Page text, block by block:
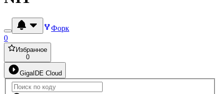
Форк
0
Избранное
0
GigaIDE Cloud